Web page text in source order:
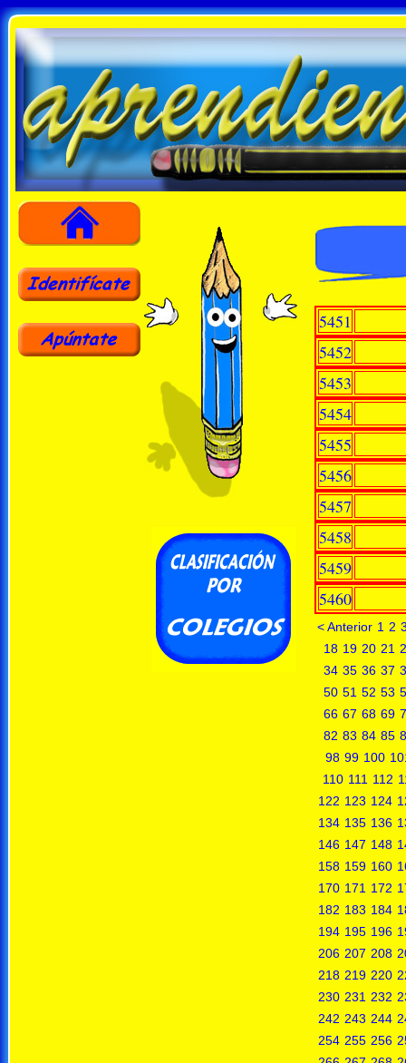
5451
5452
5453
5454
5455
5456
5457
5458
5459
5460
< Anterior 1 2
18 19 20 21
34 35 36 37
50 51 52 53
66 67 68 69
82 83 84 85
98 99 100
110 111 112
122 123 124
134 135 136
146 147 148
158 159 160
170 171 172
182 183 184
194 195 196
206 207 208
218 219 220
230 231 232
242 243 244
254 255 256